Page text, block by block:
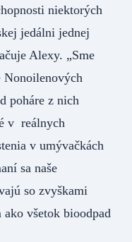
niektorých
jedálni jednej
Alexy. „Sme
Nonoilenových
poháre z nich
v reálnych
v umývačkách
sa naše
so zvyškami
všetok bioodpad